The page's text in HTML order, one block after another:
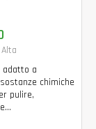
adatto a
chimiche
pulire,